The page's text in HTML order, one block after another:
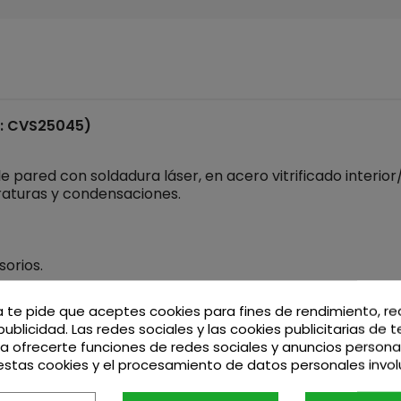
CVS25045)
pared con soldadura láser, en acero vitrificado
y condensaciones.
el test de corrosión por condensación, lo cual
líquido o gaseoso.
te pide que aceptes cookies para fines de rendimiento,
Las redes sociales y las cookies publicitarias de
ofrecerte funciones de redes sociales y anuncios
cookies y el procesamiento de datos personales